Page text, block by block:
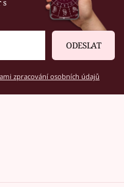
s
ODESLAT
zpracování osobních údajů